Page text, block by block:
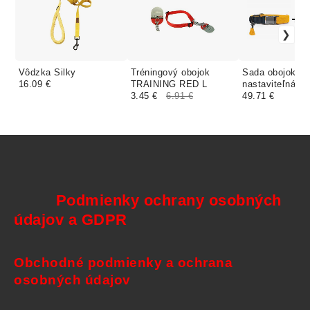
Vôdzka Silky
16.09 €
Tréningový obojok
TRAINING RED L
3.45 € 6.91 €
Sada obojok +
nastaviteľná
KAYA yellow
49.71 €
Podmienky ochrany osobných
údajov a GDPR
Obchodné podmienky a ochrana
osobných údajov